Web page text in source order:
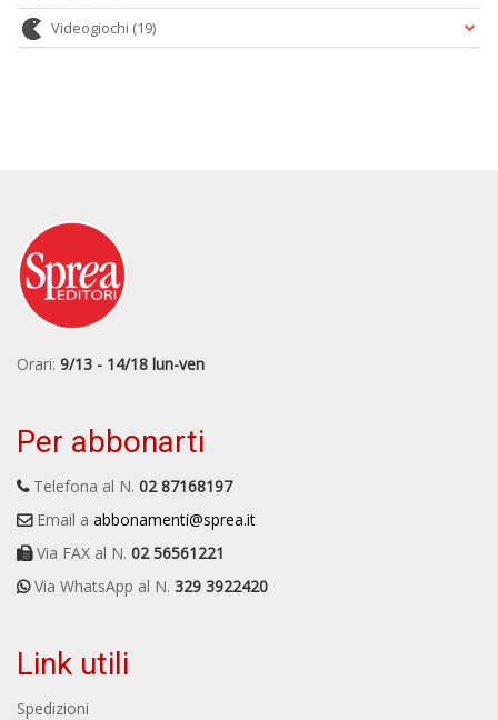
Videogiochi (19)
Orari: 9/13 - 14/18 lun-ven
Per abbonarti
Telefona al N. 02 87168197
Email a abbonamenti@sprea.it
Via FAX al N. 02 56561221
Via WhatsApp al N. 329 3922420
Link utili
Spedizioni